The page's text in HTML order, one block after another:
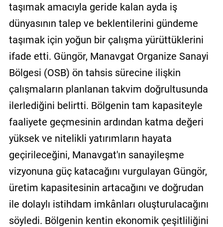
taşımak amacıyla geride kalan ayda iş
dünyasının talep ve beklentilerini gündeme
taşımak için yoğun bir çalışma yürüttüklerini
ifade etti. Güngör, Manavgat Organize Sanayi
Bölgesi (OSB) ön tahsis sürecine ilişkin
çalışmaların planlanan takvim doğrultusunda
ilerlediğini belirtti. Bölgenin tam kapasiteyle
faaliyete geçmesinin ardından katma değeri
yüksek ve nitelikli yatırımların hayata
geçirileceğini, Manavgat'ın sanayileşme
vizyonuna güç katacağını vurgulayan Güngör,
üretim kapasitesinin artacağını ve doğrudan
ile dolaylı istihdam imkânları oluşturulacağını
söyledi. Bölgenin kentin ekonomik çeşitliliğini